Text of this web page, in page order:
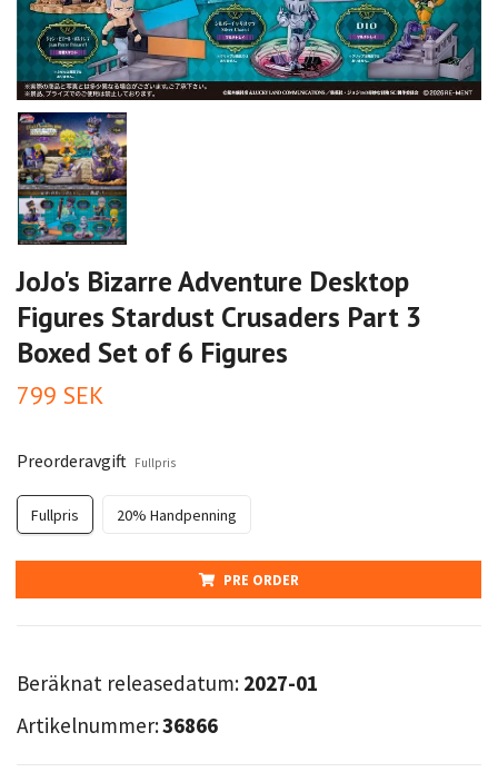
JoJo's Bizarre Adventure Desktop
Figures Stardust Crusaders Part 3
Boxed Set of 6 Figures
799 SEK
Preorderavgift Fullpris
Fullpris 20% Handpenning
PRE ORDER
Beräknat releasedatum: 2027-01
Artikelnummer:36866